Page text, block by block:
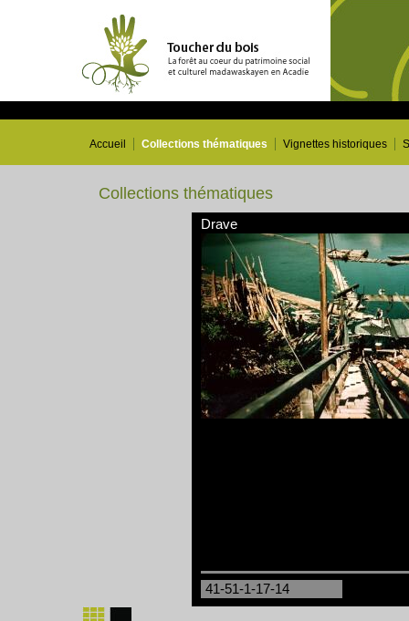
Accueil Collections thématiques Vignettes historiques
Collections thématiques
Drave
41-51-1-17-14